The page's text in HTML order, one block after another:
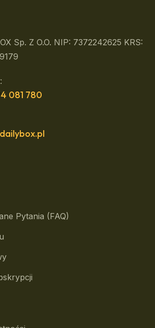
Sp. Z O.o. NIP: 7372242625 KRS:
081 780
Pytania (FAQ)